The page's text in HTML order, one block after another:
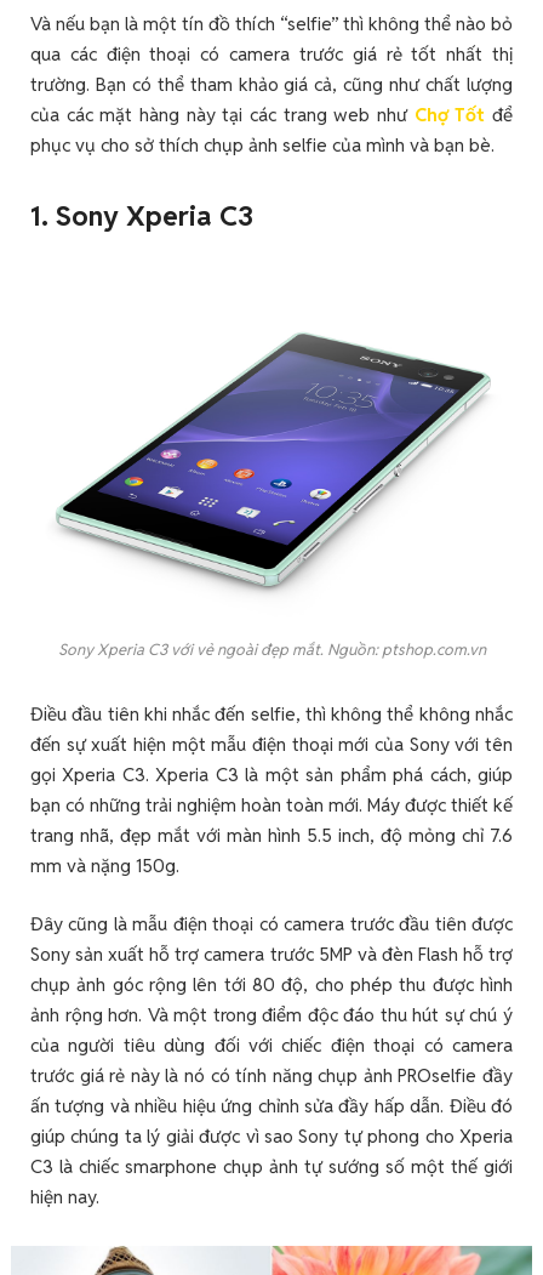
Và nếu bạn là một tín đồ thích “selfie” thì không thể nào bỏ
qua các điện thoại có camera trước giá rẻ tốt nhất thị
trường. Bạn có thể tham khảo giá cả, cũng như chất lượng
của các mặt hàng này tại các trang web như Chợ Tốt để
phục vụ cho sở thích chụp ảnh selfie của mình và bạn bè.
1. Sony Xperia C3
Sony Xperia C3 với vẻ ngoài đẹp mắt. Nguồn: ptshop.com.vn
Điều đầu tiên khi nhắc đến selfie, thì không thể không nhắc
đến sự xuất hiện một mẫu điện thoại mới của Sony với tên
gọi Xperia C3. Xperia C3 là một sản phẩm phá cách, giúp
bạn có những trải nghiệm hoàn toàn mới. Máy được thiết kế
trang nhã, đẹp mắt với màn hình 5.5 inch, độ mỏng chỉ 7.6
mm và nặng 150g.
Đây cũng là mẫu điện thoại có camera trước đầu tiên được
Sony sản xuất hỗ trợ camera trước 5MP và đèn Flash hỗ trợ
chụp ảnh góc rộng lên tới 80 độ, cho phép thu được hình
ảnh rộng hơn. Và một trong điểm độc đáo thu hút sự chú ý
của người tiêu dùng đối với chiếc điện thoại có camera
trước giá rẻ này là nó có tính năng chụp ảnh PROselfie đầy
ấn tượng và nhiều hiệu ứng chỉnh sửa đầy hấp dẫn. Điều đó
giúp chúng ta lý giải được vì sao Sony tự phong cho Xperia
C3 là chiếc smarphone chụp ảnh tự sướng số một thế giới
hiện nay.